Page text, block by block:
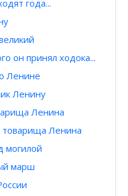
года...
он принял ходока...
Ленине
Ленину
Ленина
Ленина
могилой
марш